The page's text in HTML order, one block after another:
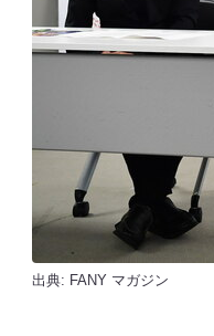
出典: FANY マガジン